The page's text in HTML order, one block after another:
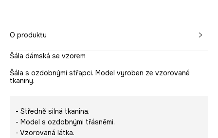
O produktu
Šála dámská se vzorem
Šála s ozdobnými střapci. Model vyroben ze vzorované
tkaniny.
- Středně silná tkanina.
- Model s ozdobnými třásněmi.
- Vzorovaná látka.